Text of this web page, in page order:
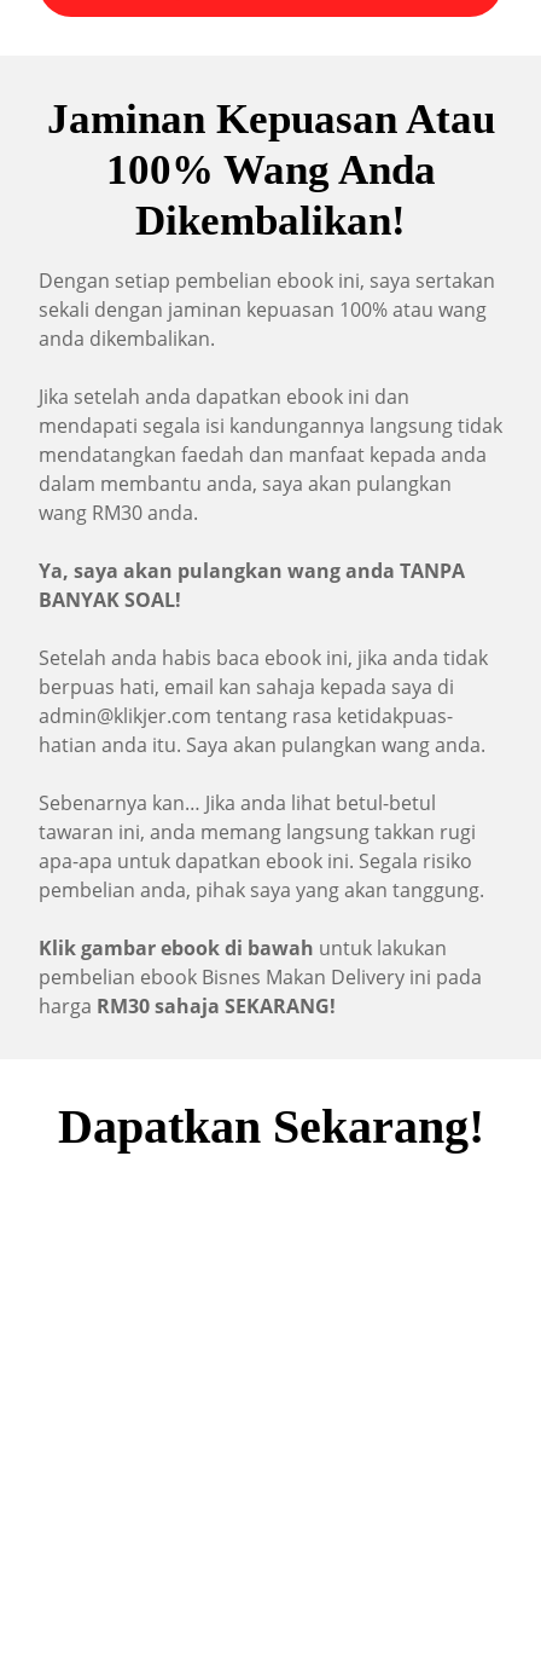
Jaminan Kepuasan Atau
100% Wang Anda
Dikembalikan!
Dengan setiap pembelian ebook ini, saya sertakan
sekali dengan jaminan kepuasan 100% atau wang
anda dikembalikan.
Jika setelah anda dapatkan ebook ini dan
mendapati segala isi kandungannya langsung tidak
mendatangkan faedah dan manfaat kepada anda
dalam membantu anda, saya akan pulangkan
wang RM30 anda.
Ya, saya akan pulangkan wang anda TANPA
BANYAK SOAL!
Setelah anda habis baca ebook ini, jika anda tidak
berpuas hati, email kan sahaja kepada saya di
admin@klikjer.com tentang rasa ketidakpuas-
hatian anda itu. Saya akan pulangkan wang anda.
Sebenarnya kan… Jika anda lihat betul-betul
tawaran ini, anda memang langsung takkan rugi
apa-apa untuk dapatkan ebook ini. Segala risiko
pembelian anda, pihak saya yang akan tanggung.
Klik gambar ebook di bawah untuk lakukan
pembelian ebook Bisnes Makan Delivery ini pada
harga RM30 sahaja SEKARANG!
Dapatkan Sekarang!